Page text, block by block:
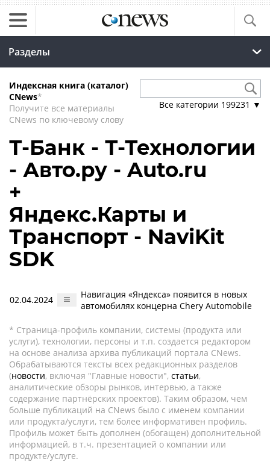
Разделы
Индексная книга (каталог)
CNews*
Получите все материалы
CNews по ключевому слову
Все категории 199231 ▼
Т-Банк - Т-Технологии
- Авто.ру - Auto.ru
+
Яндекс.Карты и
Транспорт - NaviKit
SDK
02.04.2024
Навигация «Яндекса» появится в новых
автомобилях концерна Chery Automobile
* Страница-профиль компании, системы (продукта или
услуги), технологии, персоны и т.п. создается редактором
на основе анализа архива публикаций портала CNews.
Обрабатываются тексты всех редакционных разделов
(новости, включая "Главные новости", статьи,
аналитические обзоры рынков, интервью, а также
содержание партнёрских проектов). Таким образом, чем
больше публикаций на CNews было с именем компании
или продукта/услуги, тем более информативен профиль.
Профиль может быть дополнен (обогащен) дополнительной
информацией, в т.ч. презентацией о компании или
продукте/услуге.